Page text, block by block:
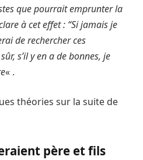
que pourrait emprunter la
à cet effet : “Si jamais je
de rechercher ces
s’il y en a de bonnes, je
« .
théories sur la suite de
père et fils